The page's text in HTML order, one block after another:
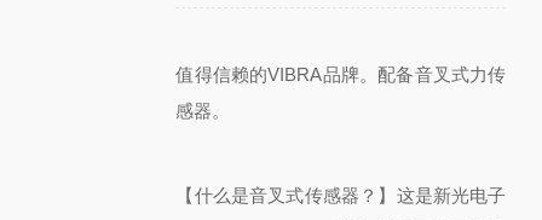
值得信赖的VIBRA品牌。配备音叉式力传
感器。
【什么是音叉式传感器？】 这是新光电子